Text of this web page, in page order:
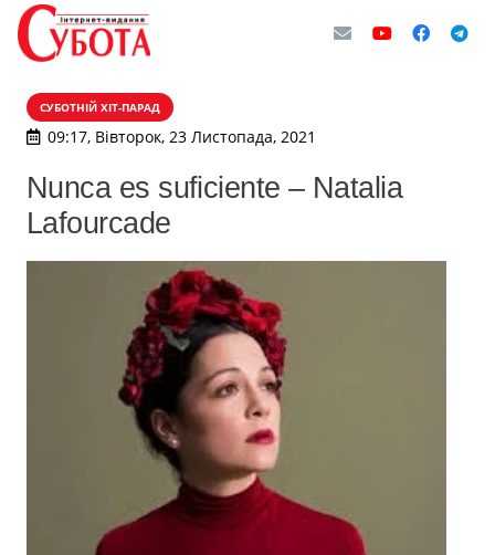
СУБОТНІЙ ХІТ-ПАРАД
09:17, Вівторок, 23 Листопада, 2021
Nunca es suficiente – Natalia
Lafourcade